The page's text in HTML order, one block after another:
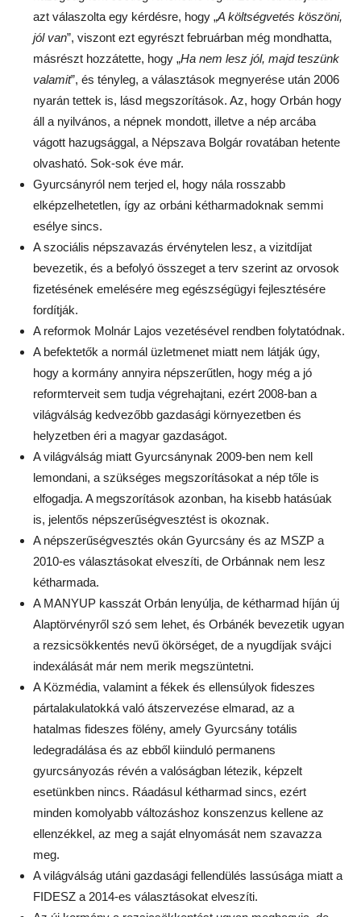
azt válaszolta egy kérdésre, hogy „A költségvetés köszöni,
jól van”, viszont ezt egyrészt februárban még mondhatta,
másrészt hozzátette, hogy „Ha nem lesz jól, majd teszünk
valamit”, és tényleg, a választások megnyerése után 2006
nyarán tettek is, lásd megszorítások. Az, hogy Orbán hogy
áll a nyilvános, a népnek mondott, illetve a nép arcába
vágott hazugsággal, a Népszava Bolgár rovatában hetente
olvasható. Sok-sok éve már.
Gyurcsányról nem terjed el, hogy nála rosszabb
elképzelhetetlen, így az orbáni kétharmadoknak semmi
esélye sincs.
A szociális népszavazás érvénytelen lesz, a vizitdíjat
bevezetik, és a befolyó összeget a terv szerint az orvosok
fizetésének emelésére meg egészségügyi fejlesztésére
fordítják.
A reformok Molnár Lajos vezetésével rendben folytatódnak.
A befektetők a normál üzletmenet miatt nem látják úgy,
hogy a kormány annyira népszerűtlen, hogy még a jó
reformterveit sem tudja végrehajtani, ezért 2008-ban a
világválság kedvezőbb gazdasági környezetben és
helyzetben éri a magyar gazdaságot.
A világválság miatt Gyurcsánynak 2009-ben nem kell
lemondani, a szükséges megszorításokat a nép tőle is
elfogadja. A megszorítások azonban, ha kisebb hatásúak
is, jelentős népszerűségvesztést is okoznak.
A népszerűségvesztés okán Gyurcsány és az MSZP a
2010-es választásokat elveszíti, de Orbánnak nem lesz
kétharmada.
A MANYUP kasszát Orbán lenyúlja, de kétharmad híján új
Alaptörvényről szó sem lehet, és Orbánék bevezetik ugyan
a rezsicsökkentés nevű ökörséget, de a nyugdíjak svájci
indexálását már nem merik megszüntetni.
A Közmédia, valamint a fékek és ellensúlyok fideszes
pártalakulatokká való átszervezése elmarad, az a
hatalmas fideszes fölény, amely Gyurcsány totális
ledegradálása és az ebből kiinduló permanens
gyurcsányozás révén a valóságban létezik, képzelt
esetünkben nincs. Ráadásul kétharmad sincs, ezért
minden komolyabb változáshoz konszenzus kellene az
ellenzékkel, az meg a saját elnyomását nem szavazza
meg.
A világválság utáni gazdasági fellendülés lassúsága miatt a
FIDESZ a 2014-es választásokat elveszíti.